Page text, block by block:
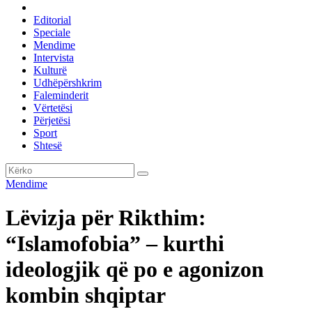
Editorial
Speciale
Mendime
Intervista
Kulturë
Udhëpërshkrim
Faleminderit
Vërtetësi
Përjetësi
Sport
Shtesë
Mendime
Lëvizja për Rikthim:
“Islamofobia” – kurthi
ideologjik që po e agonizon
kombin shqiptar